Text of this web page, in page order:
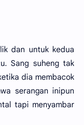
dan untuk kedua
Sang suheng tak
dia membacok
serangan inipun
tapi menyambar